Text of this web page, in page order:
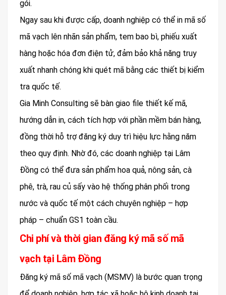
gói.
Ngay sau khi được cấp, doanh nghiệp có thể in mã số
mã vạch lên nhãn sản phẩm, tem bao bì, phiếu xuất
hàng hoặc hóa đơn điện tử, đảm bảo khả năng truy
xuất nhanh chóng khi quét mã bằng các thiết bị kiểm
tra quốc tế.
Gia Minh Consulting sẽ bàn giao file thiết kế mã,
hướng dẫn in, cách tích hợp với phần mềm bán hàng,
đồng thời hỗ trợ đăng ký duy trì hiệu lực hằng năm
theo quy định. Nhờ đó, các doanh nghiệp tại Lâm
Đồng có thể đưa sản phẩm hoa quả, nông sản, cà
phê, trà, rau củ sấy vào hệ thống phân phối trong
nước và quốc tế một cách chuyên nghiệp – hợp
pháp – chuẩn GS1 toàn cầu.
Chi phí và thời gian đăng ký mã số mã
vạch tại Lâm Đồng
Đăng ký mã số mã vạch (MSMV) là bước quan trọng